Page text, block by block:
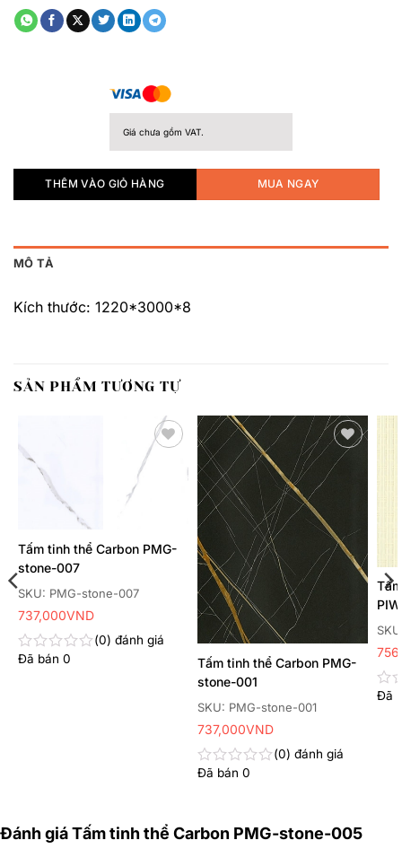
sao
Giá chưa gồm VAT.
THÊM VÀO GIỎ HÀNG MUA NGAY
MÔ TẢ
Kích thước: 1220*3000*8
SẢN PHẨM TƯƠNG TỰ
SKU: PMG-stone-007
Tấm tinh thể Carbon PMG-
stone-007
Được
0
đánh giá
Đã bán 0
737,000VND
Thêm
SKU: PMG-stone-001
Tấm tinh thể Carbon PMG-
stone-001
Được
5
0
đánh giá
Đã bán 0
737,000VND
Đã
Đánh giá Tấm tinh thể Carbon PMG-stone-005